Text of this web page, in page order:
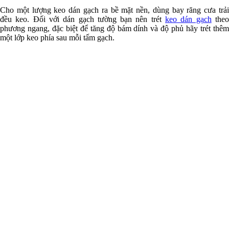
Cho một lượng keo dán gạch ra bề mặt nền, dùng bay răng cưa trải
đều keo. Đối với dán gạch tường bạn nên trétkeo dán gạch theo
phương ngang, đặc biệt để tăng độ bám dính và độ phủ hãy trét thêm
một lớp keo phía sau mỗi tấm gạch.